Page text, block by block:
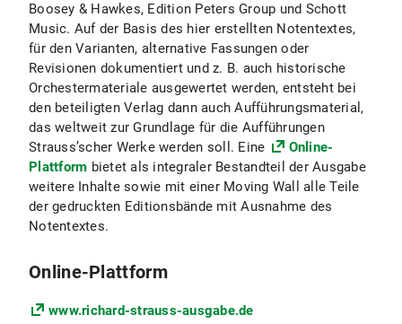
Boosey & Hawkes, Edition Peters Group und Schott
Music. Auf der Basis des hier erstellten Notentextes,
für den Varianten, alternative Fassungen oder
Revisionen dokumentiert und z. B. auch historische
Orchestermateriale ausgewertet werden, entsteht bei
den beteiligten Verlag dann auch Aufführungsmaterial,
das weltweit zur Grundlage für die Aufführungen
Strauss’scher Werke werden soll. Eine
Online-
Plattform bietet als integraler Bestandteil der Ausgabe
weitere Inhalte sowie mit einer Moving Wall alle Teile
der gedruckten Editionsbände mit Ausnahme des
Notentextes.
Online-Plattform
www.richard-strauss-ausgabe.de